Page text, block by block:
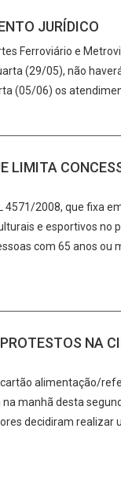
JURÍDICO
Ferroviário e
(29/05), não
(05/06) os
LIMITA
2008, que fixa
e esportivos no
com 65 anos ou
NA
alimentação/
manhã desta
decidiram